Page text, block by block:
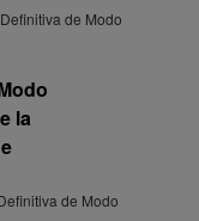
de Modo
la
de Modo